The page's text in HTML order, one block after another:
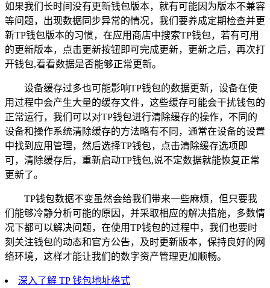
如果我们长时间没有更新钱包版本，就有可能因为版本不兼容
等问题，出现数据同步异常的情况，我们要养成定期检查并更
新TP钱包版本的习惯，在应用商店中搜索TP钱包，若有可用
的更新版本，点击更新按钮即可完成更新，更新之后，再次打
开钱包,看看数据是否能够正常更新。
设备缓存过多也可能影响TP钱包的数据更新，设备在使
用过程中会产生大量的缓存文件，这些缓存可能会干扰钱包的
正常运行，我们可以对TP钱包进行清除缓存的操作，不同的
设备和操作系统清除缓存的方法略有不同，通常在设备的设置
中找到应用管理，然后选择TP钱包，点击清除缓存选项即
可，清除缓存后，重新启动TP钱包,说不定数据就能恢复正常
更新了。
TP钱包数据不变虽然会给我们带来一些麻烦，但只要我
们能够冷静分析可能的原因，并采取相应的解决措施，多数情
况下都可以解决问题，在使用TP钱包的过程中，我们也要时
刻关注钱包的动态和官方公告，及时更新版本，保持良好的网
络环境，这样才能让我们的数字资产管理更加顺畅。
深入了解 TP 钱包地址格式